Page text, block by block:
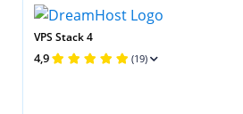
VPS Stack 4
4,9 (19)